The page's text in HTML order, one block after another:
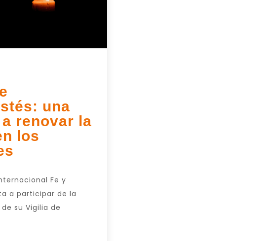
una
renovar la
los
Fe y
a participar de la
su Vigilia de